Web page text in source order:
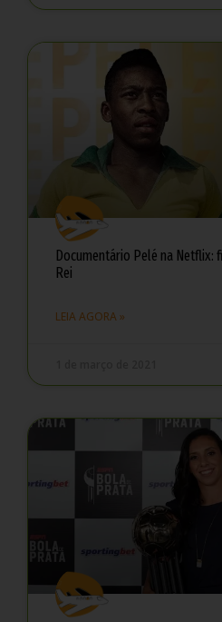
Documentário Pelé na Netflix:
Rei
LEIA AGORA »